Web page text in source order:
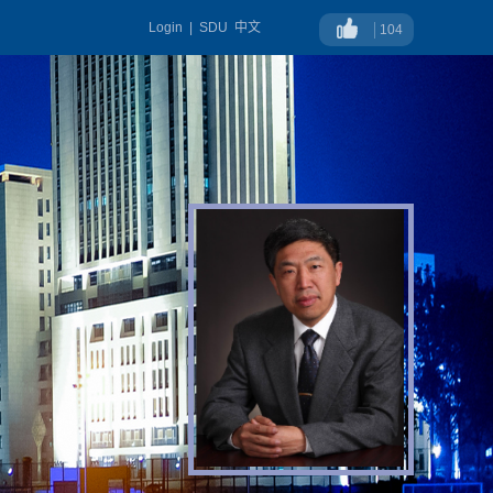
中文
SDU
Login 104